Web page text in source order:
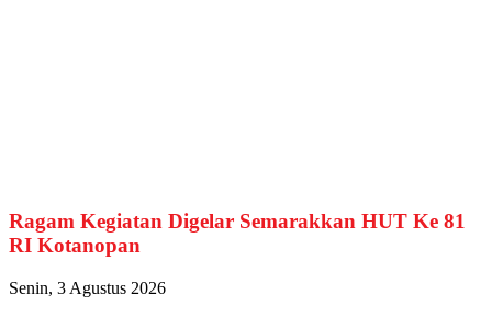
Ragam Kegiatan Digelar Semarakkan HUT Ke 81
RI Kotanopan
Senin, 3 Agustus 2026